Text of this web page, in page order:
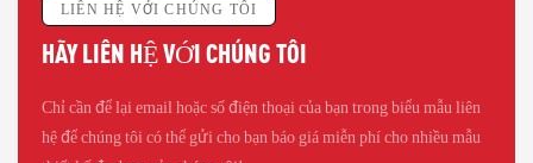
LIÊN HỆ VỚI CHÚNG TÔI
HÃY LIÊN HỆ VỚI CHÚNG TÔI
Chỉ cần để lại email hoặc số điện thoại của bạn trong biểu mẫu liên
hệ để chúng tôi có thể gửi cho bạn báo giá miễn phí cho nhiều mẫu